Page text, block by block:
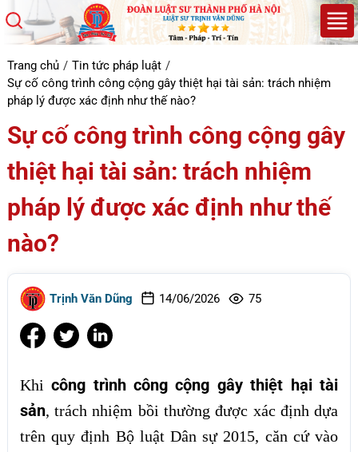
Trang chủ
Tin tức pháp luật
Sự cố công trình công cộng gây thiệt hại tài sản: trách nhiệm
pháp lý được xác định như thế nào?
Sự cố công trình công cộng gây
thiệt hại tài sản: trách nhiệm
pháp lý được xác định như thế
nào?
Trịnh Văn Dũng 14/06/2026 75
Khicông trình công cộng gây thiệt hại tài
sản, trách nhiệm bồi thường được xác định dựa
trên quy định Bộ luật Dân sự 2015, căn cứ vào